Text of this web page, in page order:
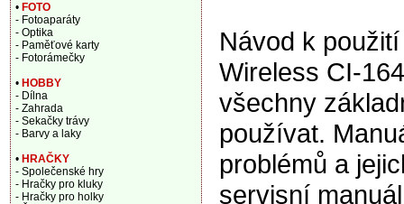
Návod k
Wireless CI-
všechny
používat.
problémů a
servisní
• FOTO
- Fotoaparáty
- Optika
- Paměťové karty
- Fotorámečky
• HOBBY
- Dílna
- Zahrada
- Sekačky trávy
- Barvy a laky
• HRAČKY
- Společenské hry
- Hračky pro kluky
- Hračky pro holky